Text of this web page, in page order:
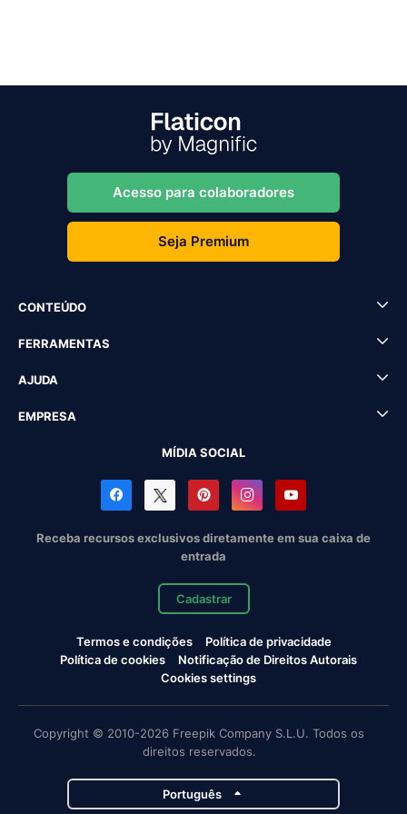
Acesso para colaboradores
Seja Premium
CONTEÚDO
FERRAMENTAS
AJUDA
EMPRESA
MÍDIA SOCIAL
Receba recursos exclusivos diretamente em sua caixa de
entrada
Cadastrar
Termos e condições
Política de privacidade
Política de cookies
Notificação de Direitos Autorais
Cookies settings
Copyright © 2010-2026 Freepik Company S.L.U. Todos os
direitos reservados.
Português